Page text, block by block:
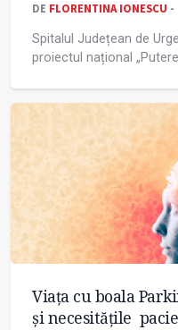
DE FLORENTINA IONESCU -
Spitalul Județean de
proiectul național
Viața cu boala
și necesitățile